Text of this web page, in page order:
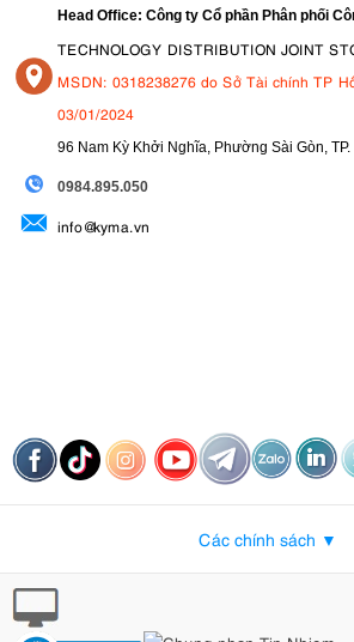
Head Office: Công ty Cổ phần Phân phối
TECHNOLOGY DISTRIBUTION JOINT
MSDN: 0318238276 do Sở Tài chính TP
03/01/2024
96 Nam Kỳ Khởi Nghĩa, Phường Sài Gòn,
0984.895.050
info@kyma.vn
Các chính sách ▼